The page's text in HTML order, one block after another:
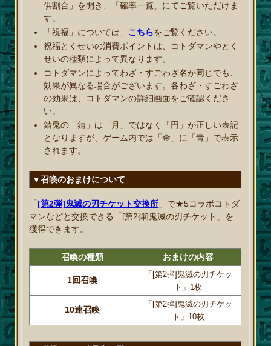
供割合」を開き、「確率一覧」にてご覧いただけま
す。
「祝福」については、 こちらをご覧ください。
祝福とくせいの消費ポイントは、コトダマンやとく
せいの種類によって異なります。
コトダマンによってわざ・すごわざ名が同じでも、
効果が異なる場合がございます。各わざ・すごわざ
の効果は、コトダマンの詳細画面をご確認くださ
い。
錆兎の「錆」は「月」ではなく「円」が正しい表記
となりますが、ゲーム内では「金」に「青」で表示
されます。
▼召喚のおまけについて
「[第2弾]鬼滅の刃チケット交換所 」で★5コラボコトダ
マンなどと交換できる「[第2弾]鬼滅の刃チケット」を
獲得できます。
召喚の種類 おまけの内容
1回召喚
「[第2弾]鬼滅の刃チケッ
ト」1枚
10連召喚
「[第2弾]鬼滅の刃チケッ
ト」10枚